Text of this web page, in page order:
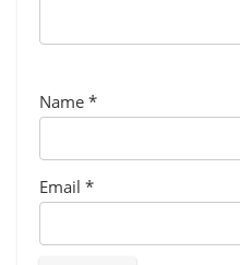
Name *
Email *